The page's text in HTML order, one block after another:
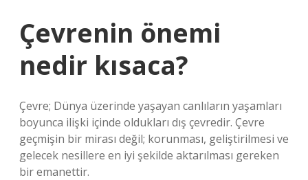
Çevrenin önemi
nedir kısaca?
Çevre; Dünya üzerinde yaşayan canlıların yaşamları
boyunca ilişki içinde oldukları dış çevredir. Çevre
geçmişin bir mirası değil; korunması, geliştirilmesi ve
gelecek nesillere en iyi şekilde aktarılması gereken
bir emanettir.